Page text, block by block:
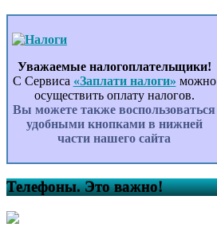
Уважаемые налогоплательщики!
С Сервиса «Заплати налоги» можно
осуществить оплату налогов.
Вы можете также воспользоваться
удобными кнопками в нижней
части нашего сайта
Телефоны. Это важно!